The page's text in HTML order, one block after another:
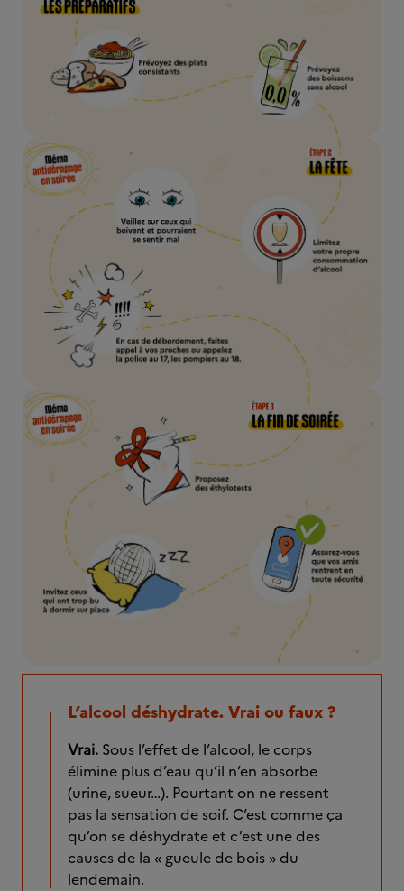
L’alcool déshydrate. Vrai ou faux ?
Vrai. Sous l’effet de l’alcool, le corps
élimine plus d’eau qu’il n’en absorbe
(urine, sueur…). Pourtant on ne ressent
pas la sensation de soif. C’est comme ça
qu’on se déshydrate et c’est une des
causes de la « gueule de bois » du
lendemain.